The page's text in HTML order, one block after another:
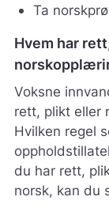
Ta
Hvem har
Voksne
rett, plikt eller
Hvilken regel
du har rett,
norsk, kan du